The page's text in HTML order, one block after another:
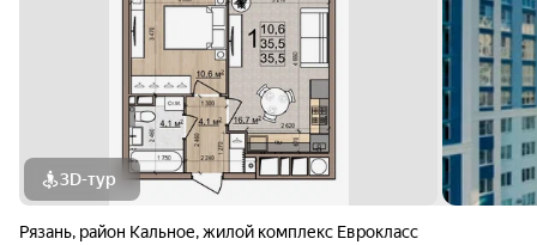
3D-тур
Рязань, район Кальное,жилой комплекс Еврокласс